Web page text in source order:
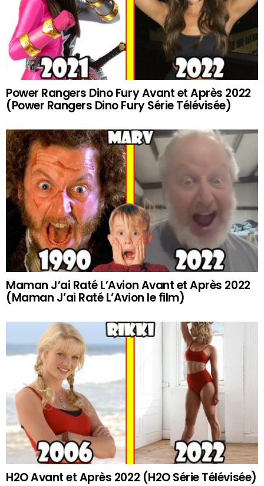
Power Rangers Dino Fury Avant et Après 2022
(Power Rangers Dino Fury Série Télévisée)
Maman J’ai Raté L’Avion Avant et Après 2022
(Maman J’ai Raté L’Avion le film)
H2O Avant et Après 2022 (H2O Série Télévisée)